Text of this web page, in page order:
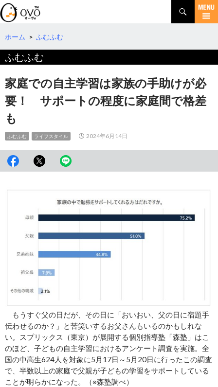
検
索
コ
テ
へ
移
動
ホーム > ふむふむ
ふむふむ
家庭での自主学習は家族の手助けが必
要！ サポートの程度に家庭間で格差
も
ふむふむ ライフスタイル 2024年6月14日
もうすぐ父の日だが、その日に「おいおい、父の日に宿題手
伝わせるのか？」と苦笑いするお父さんもいるのかもしれな
い。スプリックス（東京）が展開する個別指導塾「森塾」はこ
のほど、子どもの自主学習におけるアンケート調査を実施。全
国の中高生624人を対象に5月17日～5月20日に行ったこの調査
で、半数以上の家庭で父親が子どもの学習をサポートしている
ことが明らかになった。（※森塾調べ）